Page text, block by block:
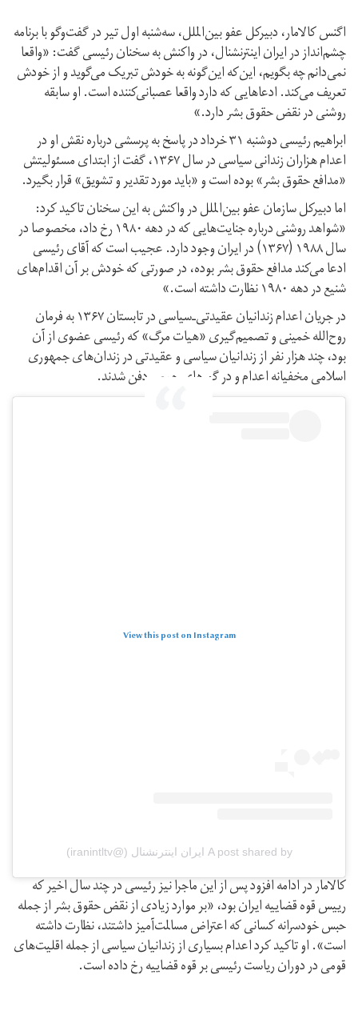
اگنس کالامار، دبیرکل عفو بین‌الملل، سه‌شنبه اول تیر در گفت‌وگو با برنامه
چشم‌انداز در ایران‌ اینترنشنال، در واکنش به سخنان رئیسی گفت: «واقعا
نمی‌دانم چه بگویم، این‌که این‌گونه به خودش تبریک می‌گوید و از خودش
تعریف می‌کند. ادعاهایی که دارد واقعا عصبانی‌کننده است. او سابقه
روشنی در نقض حقوق بشر دارد.»
ابراهیم رئیسی دوشنبه ۳۱ خرداد در پاسخ به پرسشی درباره نقش او در
اعدام‌ هزاران زندانی سیاسی در سال ۱۳۶۷، گفت از ابتدای مسئولیتش
«مدافع حقوق بشر» بوده است و «باید مورد تقدیر و تشویق» قرار بگیرد.
اما دبیرکل سازمان عفو بین‌الملل در واکنش به این سخنان تاکید کرد:
«شواهد روشنی درباره جنایت‌هایی که در دهه ۱۹۸۰ رخ داد، مخصوصا در
سال ۱۹۸۸ (۱۳۶۷) در ایران وجود دارد. عجیب است که آقای رئیسی
ادعا می‌کند مدافع حقوق بشر بوده، در صورتی که خودش بر آن اقدام‌های
شنیع در دهه ۱۹۸۰ نظارت داشته است.»
در جریان اعدام‌ زندانیان عقیدتی‌ـ‌سیاسی در تابستان ۱۳۶۷ به فرمان
روح‌الله خمینی و تصمیم‌گیری «هیات مرگ» که رئیسی عضوی از آن
بود، چند هزار نفر از زندانیان سیاسی و عقیدتی در زندان‌های جمهوری
اسلامی مخفیانه اعدام و در گورهای جمعی دفن شدند.
View this post on Instagram
A post shared by ایران اینترنشنال (@iranintltv)
کالامار در ادامه افزود پس از این ماجرا نیز رئیسی در چند سال اخیر که
رییس قوه قضاییه ایران بود، «بر موارد زیادی از نقض حقوق بشر از جمله
حبس خودسرانه کسانی که اعتراض مسالمت‌آمیز داشتند، نظارت داشته
است». او تاکید کرد اعدام بسیاری از زندانیان سیاسی از جمله اقلیت‌های
قومی در دوران ریاست رئیسی بر قوه قضاییه رخ داده است.